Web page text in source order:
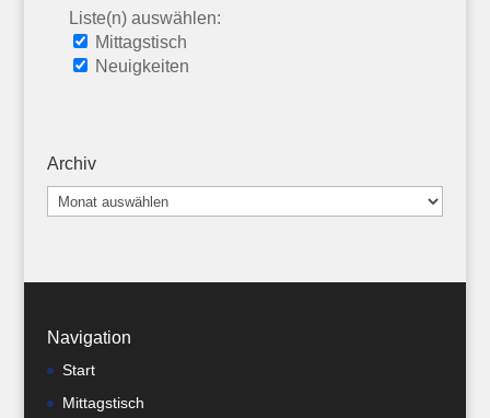
Liste(n) auswählen:
Mittagstisch
Neuigkeiten
Archiv
Archiv
Navigation
Start
Mittagstisch